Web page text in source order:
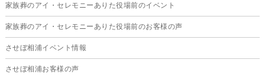
家族葬のアイ・セレモニーありた役場前のイベント
家族葬のアイ・セレモニーありた役場前のお客様の声
させぼ相浦イベント情報
させぼ相浦お客様の声